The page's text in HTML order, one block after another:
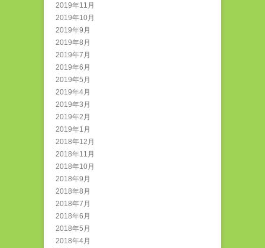
2019年11月
2019年10月
2019年9月
2019年8月
2019年7月
2019年6月
2019年5月
2019年4月
2019年3月
2019年2月
2019年1月
2018年12月
2018年11月
2018年10月
2018年9月
2018年8月
2018年7月
2018年6月
2018年5月
2018年4月